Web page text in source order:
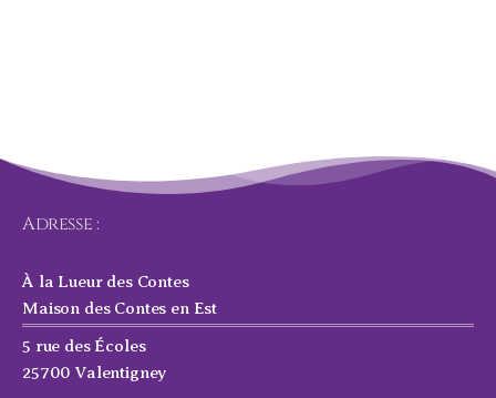
Adresse :
À la Lueur des Contes
Maison des Contes en Est
5 rue des Écoles
25700 Valentigney